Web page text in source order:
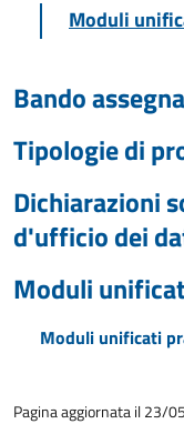
Moduli
Bando
Tipologie di
Dichiarazioni
d'ufficio dei
Moduli
Moduli unificati
Pagina aggiornata il 23/